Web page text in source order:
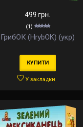
499 грн.
(1)
ГрибОК (HrybOK) (укр)
КУПИТИ
У закладки